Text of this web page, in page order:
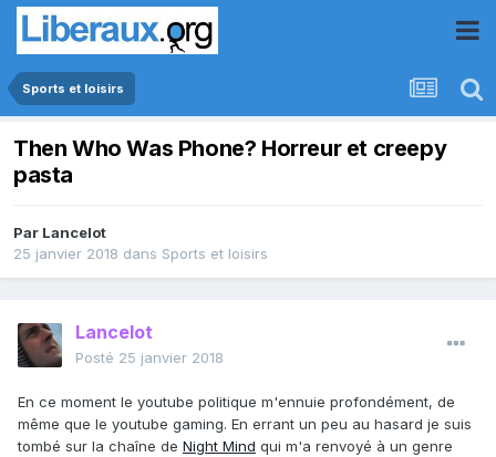
Sports et loisirs
Then Who Was Phone? Horreur et creepy
pasta
Par Lancelot
25 janvier 2018 dans Sports et loisirs
Lancelot
Posté 25 janvier 2018
En ce moment le youtube politique m'ennuie profondément, de
même que le youtube gaming. En errant un peu au hasard je suis
tombé sur la chaîne de Night Mind qui m'a renvoyé à un genre